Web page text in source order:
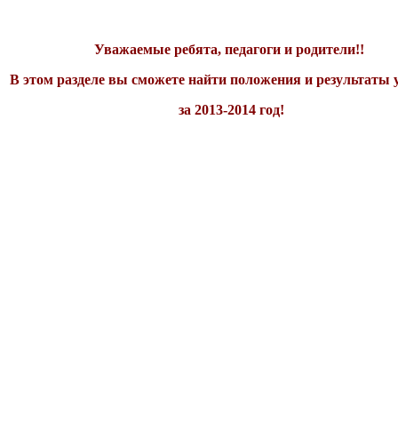
Уважаемые ребята, педагоги и родители!!
В этом разделе вы сможете найти положения и результаты
за 2013-2014 год!